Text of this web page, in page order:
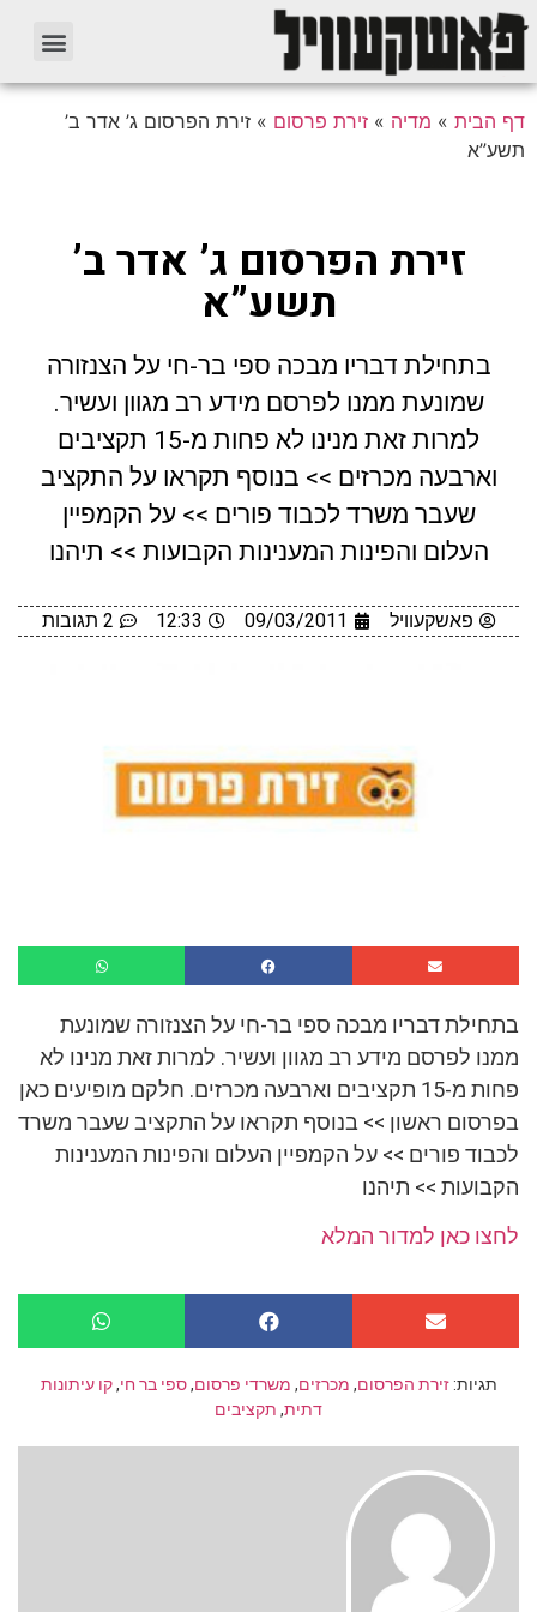
דף הבית » מדיה » זירת פרסום » זירת הפרסום ג’ אדר ב’
תשע”א
זירת הפרסום ג’ אדר ב’
תשע”א
בתחילת דבריו מבכה ספי בר-חי על הצנזורה
שמונעת ממנו לפרסם מידע רב מגוון ועשיר.
למרות זאת מנינו לא פחות מ-15 תקציבים
וארבעה מכרזים >> בנוסף תקראו על התקציב
שעבר משרד לכבוד פורים >> על הקמפיין
העלום והפינות המענינות הקבועות >> תיהנו
פאשקעוויל 09/03/2011
12:33 2 תגובות
בתחילת דבריו מבכה ספי בר-חי על הצנזורה שמונעת
ממנו לפרסם מידע רב מגוון ועשיר. למרות זאת מנינו לא
פחות מ-15 תקציבים וארבעה מכרזים. חלקם מופיעים כאן
בפרסום ראשון >> בנוסף תקראו על התקציב שעבר משרד
לכבוד פורים >> על הקמפיין העלום והפינות המענינות
הקבועות >> תיהנו
לחצו כאן למדור המלא
תגיות: זירת הפרסום, מכרזים, משרדי פרסום,ספי בר חי,קו עיתונות
דתית, תקציבים